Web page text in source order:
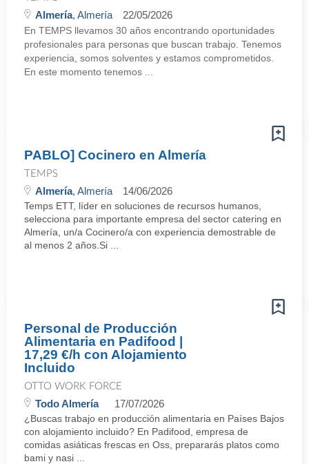
Almería, Almería 22/05/2026
En TEMPS llevamos 30 años encontrando oportunidades
profesionales para personas que buscan trabajo. Tenemos
experiencia, somos solventes y estamos comprometidos.
En este momento tenemos ...
PABLO] Cocinero en Almería
TEMPS
Almería, Almería 14/06/2026
Temps ETT, líder en soluciones de recursos humanos,
selecciona para importante empresa del sector catering en
Almería, un/a Cocinero/a con experiencia demostrable de
al menos 2 años.Si ...
Personal de Producción
Alimentaria en Padifood |
17,29 €/h con Alojamiento
Incluido
OTTO WORK FORCE
Todo Almería 17/07/2026
¿Buscas trabajo en producción alimentaria en Países Bajos
con alojamiento incluido? En Padifood, empresa de
comidas asiáticas frescas en Oss, prepararás platos como
bami y nasi ...